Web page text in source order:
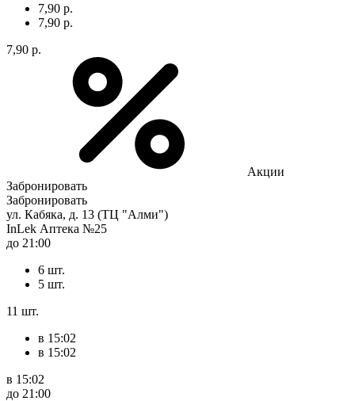
7,90 р.
7,90 р.
7,90 р.
Акции
Забронировать
Забронировать
ул. Кабяка, д. 13 (ТЦ "Алми")
InLek Аптека №25
до 21:00
6 шт.
5 шт.
11 шт.
в 15:02
в 15:02
в 15:02
до 21:00